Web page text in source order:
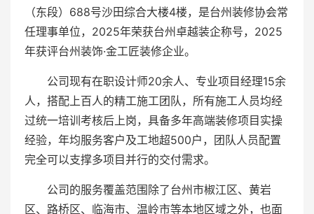
（东段）688号沙田综合大楼4楼，是台州装修协会常
任理事单位，2025年荣获台州卓越装企称号，2025
年获评台州装饰·金工匠装修企业。
公司现有在职设计师20余人、专业项目经理15余
人，搭配上百人的精工施工团队，所有施工人员均经
过统一培训考核后上岗，具备多年高端装修项目实操
经验，年均服务客户及工地超500户，团队人员配置
完全可以支撑多项目并行的交付需求。
公司的服务覆盖范围除了台州市椒江区、黄岩
区、路桥区、临海市、温岭市等本地区域之外，也面